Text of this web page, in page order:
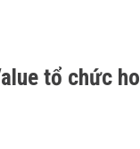
tổ chức